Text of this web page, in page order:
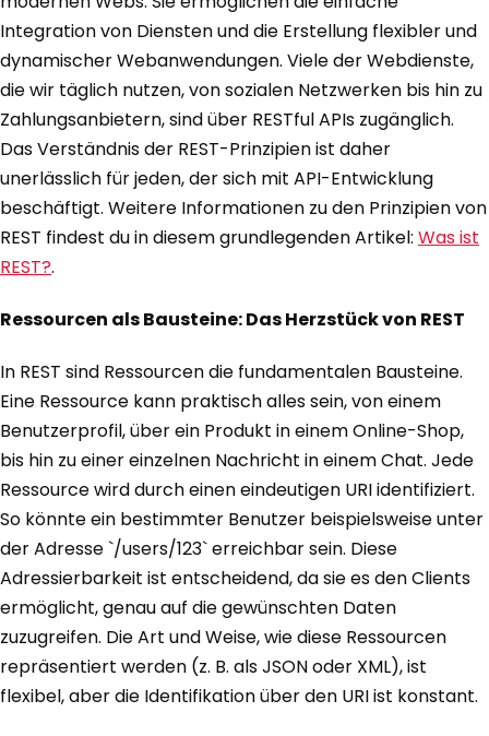
Integration von Diensten und die Erstellung flexibler und
dynamischer Webanwendungen. Viele der Webdienste,
die wir täglich nutzen, von sozialen Netzwerken bis hin zu
Zahlungsanbietern, sind über RESTful APIs zugänglich.
Das Verständnis der REST-Prinzipien ist daher
unerlässlich für jeden, der sich mit API-Entwicklung
beschäftigt. Weitere Informationen zu den Prinzipien von
REST findest du in diesem grundlegenden Artikel: Was ist
REST?.
Ressourcen als Bausteine: Das Herzstück von REST
In REST sind Ressourcen die fundamentalen Bausteine.
Eine Ressource kann praktisch alles sein, von einem
Benutzerprofil, über ein Produkt in einem Online-Shop,
bis hin zu einer einzelnen Nachricht in einem Chat. Jede
Ressource wird durch einen eindeutigen URI identifiziert.
So könnte ein bestimmter Benutzer beispielsweise unter
der Adresse `/users/123` erreichbar sein. Diese
Adressierbarkeit ist entscheidend, da sie es den Clients
ermöglicht, genau auf die gewünschten Daten
zuzugreifen. Die Art und Weise, wie diese Ressourcen
repräsentiert werden (z. B. als JSON oder XML), ist
flexibel, aber die Identifikation über den URI ist konstant.